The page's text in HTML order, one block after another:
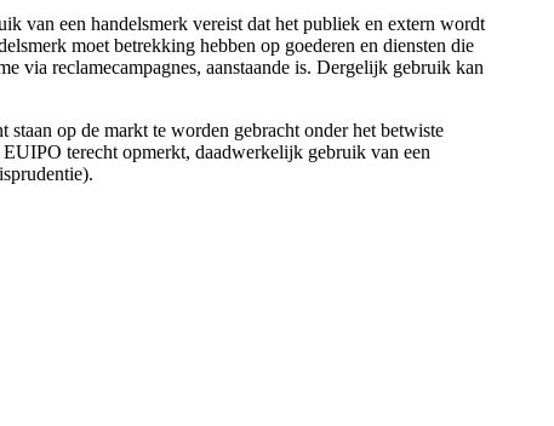
een handelsmerk vereist dat het publiek en extern wordt
moet betrekking hebben op goederen en diensten die
via reclamecampagnes, aanstaande is. Dergelijk gebruik kan
​​op de markt te worden gebracht onder het betwiste
terecht opmerkt, daadwerkelijk gebruik van een